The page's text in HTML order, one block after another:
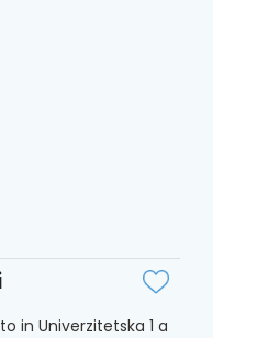
in Univerzitetska 1 a